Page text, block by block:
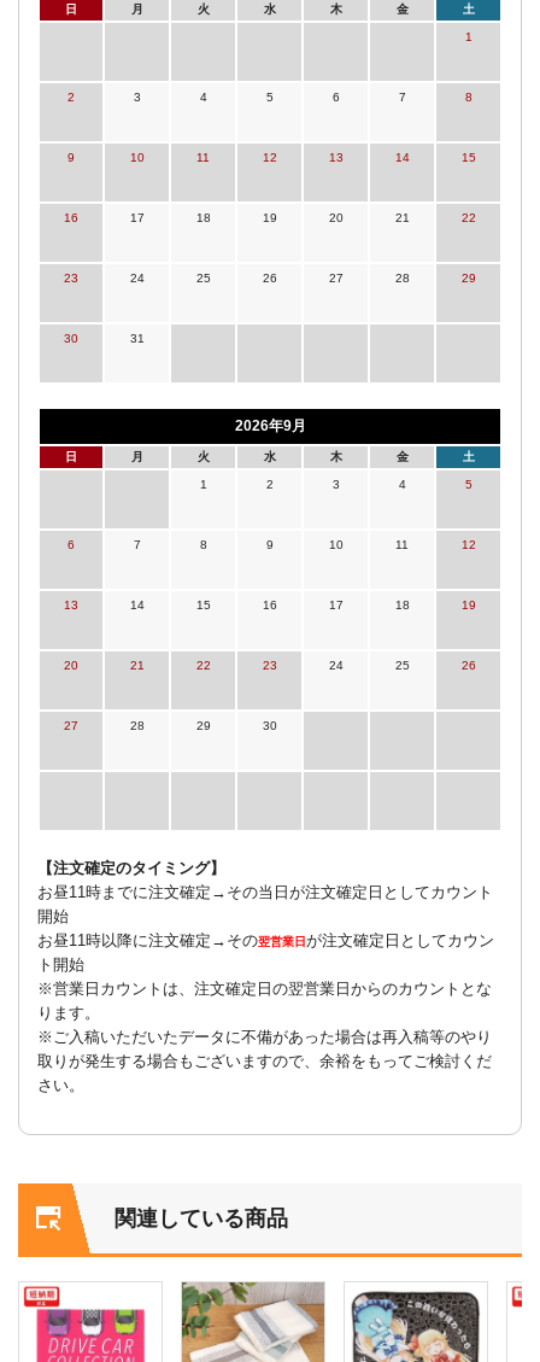
日 月 火 水 木 金 土
1
2 3 4 5 6 7 8
9 10 11 12 13 14 15
16 17 18 19 20 21 22
23 24 25 26 27 28 29
30 31
2026年9月
日 月 火 水 木 金 土
1 2 3 4 5
6 7 8 9 10 11 12
13 14 15 16 17 18 19
20 21 22 23 24 25 26
27 28 29 30
【注文確定のタイミング】
お昼11時までに注文確定→その当日が注文確定日としてカウント
開始
お昼11時以降に注文確定→その翌営業日が注文確定日としてカウン
ト開始
※営業日カウントは、注文確定日の翌営業日からのカウントとな
ります。
※ご入稿いただいたデータに不備があった場合は再入稿等のやり
取りが発生する場合もございますので、余裕をもってご検討くだ
さい。
関連している商品